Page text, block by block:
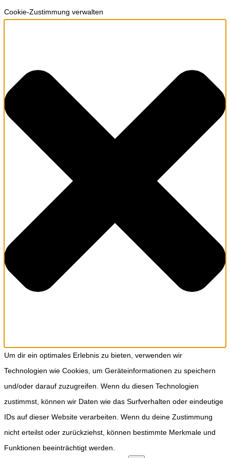
Cookie-Zustimmung verwalten
Um dir ein optimales Erlebnis zu bieten, verwenden wir
Technologien wie Cookies, um Geräteinformationen zu speichern
und/oder darauf zuzugreifen. Wenn du diesen Technologien
zustimmst, können wir Daten wie das Surfverhalten oder eindeutige
IDs auf dieser Website verarbeiten. Wenn du deine Zustimmung
nicht erteilst oder zurückziehst, können bestimmte Merkmale und
Funktionen beeinträchtigt werden.